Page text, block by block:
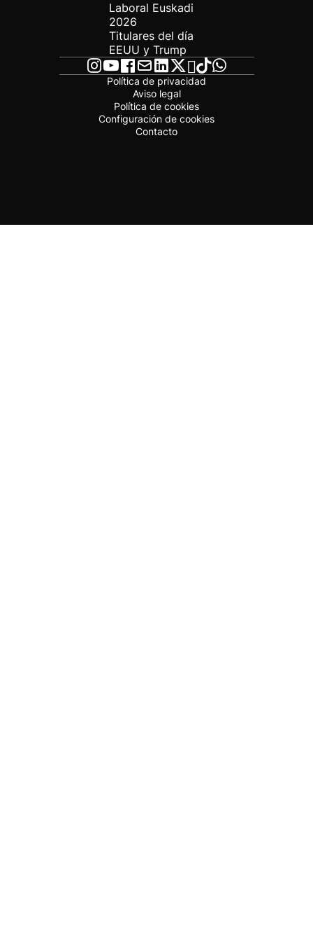
Laboral Euskadi
2026
Titulares del día
EEUU y Trump
Política de privacidad
Aviso legal
Política de cookies
Configuración de cookies
Contacto